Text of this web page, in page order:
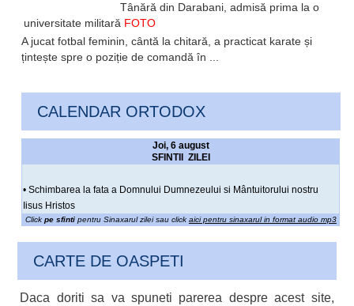
Tânără din Darabani, admisă prima la o
universitate militară FOTO
A jucat fotbal feminin, cântă la chitară, a practicat karate și
țintește spre o poziție de comandă în ...
CALENDAR ORTODOX
Joi, 6 august
SFINTII ZILEI
• Schimbarea la fata a Domnului Dumnezeului si Mântuitorului nostru
Iisus Hristos
Click pe sfintipentru Sinaxarul zilei sau click aici pentru sinaxarul in format audio mp3
CARTE DE OASPETI
Daca doriti sa va spuneti parerea despre acest site,